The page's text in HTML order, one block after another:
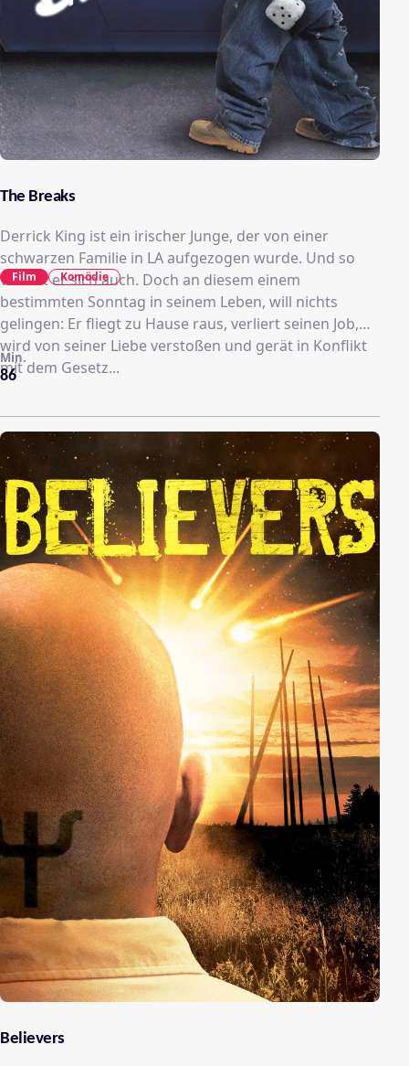
The Breaks
Derrick King ist ein irischer Junge, der von einer
schwarzen Familie in LA aufgezogen wurde. Und so
verhält er sich auch. Doch an diesem einem
bestimmten Sonntag in seinem Leben, will nichts
gelingen: Er fliegt zu Hause raus, verliert seinen Job,
wird von seiner Liebe verstoßen und gerät in Konflikt
mit dem Gesetz...
86
Min.
Film Komödie
Believers